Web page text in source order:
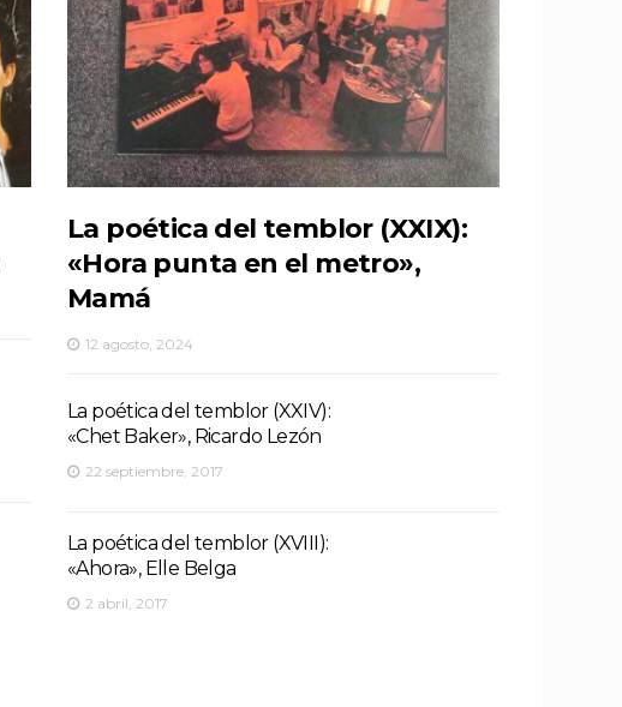
La poética del temblor (XXIX):
«Hora punta en el metro»,
Mamá
12 agosto, 2024
La poética del temblor (XXIV):
«Chet Baker», Ricardo Lezón
22 septiembre, 2017
La poética del temblor (XVIII):
«Ahora», Elle Belga
2 abril, 2017